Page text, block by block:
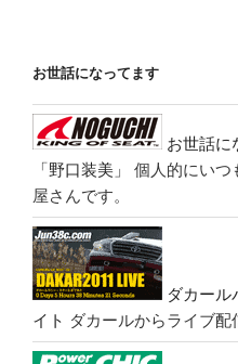
お世話になってます
お世話に
「野口装美」
個人的にいつ
屋さんです。
ダカール
イト ダカールからライブ配